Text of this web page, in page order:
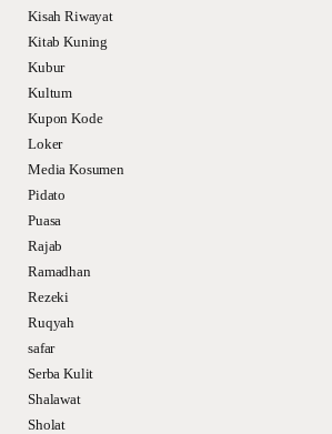
Kisah Riwayat
Kitab Kuning
Kubur
Kultum
Kupon Kode
Loker
Media Kosumen
Pidato
Puasa
Rajab
Ramadhan
Rezeki
Ruqyah
safar
Serba Kulit
Shalawat
Sholat